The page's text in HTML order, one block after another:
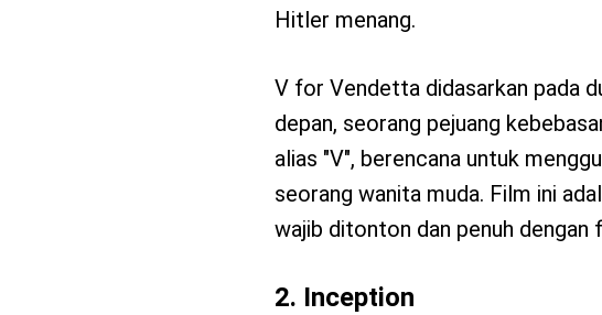
Hitler menang.
V for Vendetta didasarkan pada
depan, seorang pejuang
alias "V", berencana untuk
seorang wanita muda. Film ini
wajib ditonton dan penuh
2. Inception